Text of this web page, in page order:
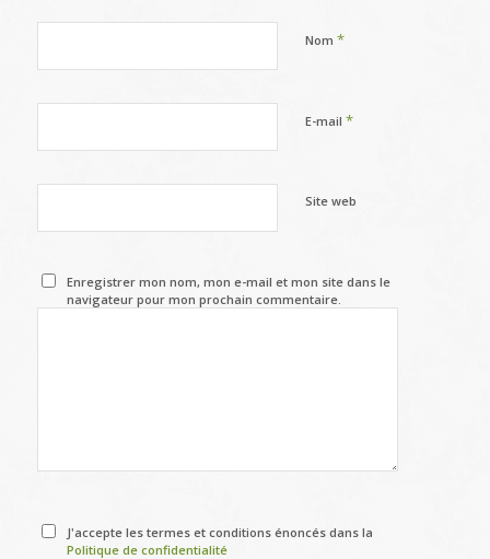
Nom *
E-mail *
Site web
Enregistrer mon nom, mon e-mail et mon site dans le
navigateur pour mon prochain commentaire.
J'accepte les termes et conditions énoncés dans la
Politique de confidentialité